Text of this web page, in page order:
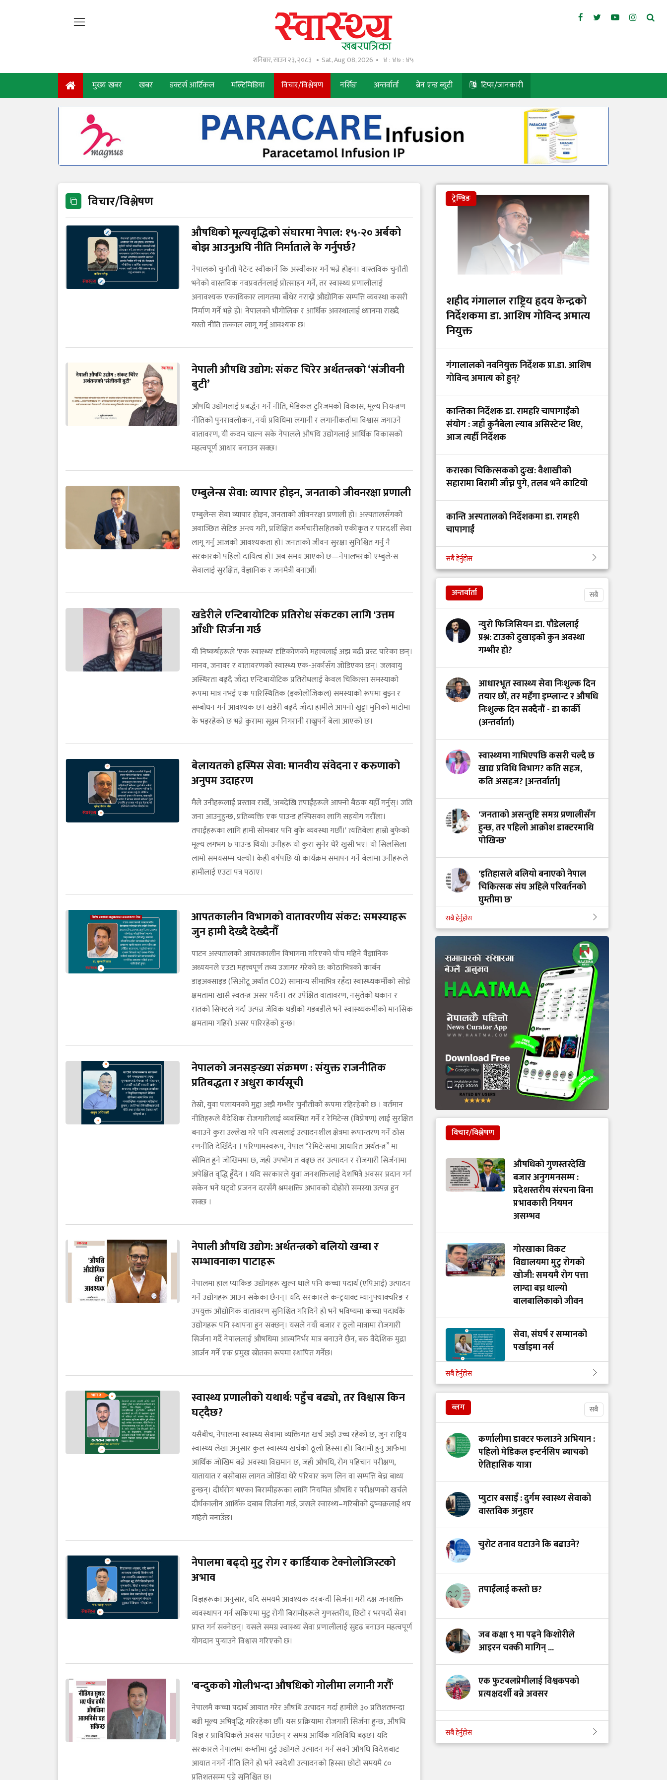
शनिबार, साउन २३, २०८३ Sat, Aug 08, 2026 ४ : ४७ : ४६
मुख्य खबर खबर डक्टर्स आर्टिकल मल्टिमिडिया विचार/विश्लेषण नर्सिङ अन्तर्वार्ता ब्रेन एन्ड ब्युटी टिप्स/जानकारी
विचार/विश्लेषण
औषधिको मूल्यवृद्धिको संघारमा नेपाल: १५-२० अर्बको
बोझ आउनुअघि नीति निर्माताले के गर्नुपर्छ?
नेपालको चुनौती पेटेन्ट स्वीकार्ने कि अस्वीकार गर्ने भन्ने होइन। वास्तविक चुनौती
भनेको वास्तविक नवप्रवर्तनलाई प्रोत्साहन गर्ने, तर स्वास्थ्य प्रणालीलाई
अनावश्यक एकाधिकार लागतमा बाँधेर नराख्ने औद्योगिक सम्पत्ति व्यवस्था कसरी
निर्माण गर्ने भन्ने हो। नेपालको भौगोलिक र आर्थिक अवस्थालाई ध्यानमा राख्दै
यस्तो नीति तत्काल लागू गर्नु आवश्यक छ।
नेपाली औषधि उद्योग: संकट चिरेर अर्थतन्त्रको ‘संजीवनी
बुटी’
औषधि उद्योगलाई प्रबर्द्धन गर्ने नीति, मेडिकल टुरिजमको विकास, मूल्य नियन्त्रण
नीतिको पुनरावलोकन, नयाँ प्रविधिमा लगानी र लगानीकर्तामा विश्वास जगाउने
वातावरण, यी कदम चाल्न सके नेपालले औषधि उद्योगलाई आर्थिक विकासको
महत्वपूर्ण आधार बनाउन सक्छ।
एम्बुलेन्स सेवा: व्यापार होइन, जनताको जीवनरक्षा प्रणाली
एम्बुलेन्स सेवा व्यापार होइन, जनताको जीवनरक्षा प्रणाली हो। अस्पतालसँगको
अवाञ्छित सेटिङ अन्त्य गरी, प्रशिक्षित कर्मचारीसहितको एकीकृत र पारदर्शी सेवा
लागू गर्नु आजको आवश्यकता हो। जनताको जीवन सुरक्षा सुनिश्चित गर्नु नै
सरकारको पहिलो दायित्व हो। अब समय आएको छ—नेपालभरको एम्बुलेन्स
सेवालाई सुरक्षित, वैज्ञानिक र जनमैत्री बनाऔँ।
खडेरीले एन्टिबायोटिक प्रतिरोध संकटका लागि 'उत्तम
आँधी' सिर्जना गर्छ
यी निष्कर्षहरूले 'एक स्वास्थ्य' दृष्टिकोणको महत्त्वलाई अझ बढी प्रस्ट पारेका छन्।
मानव, जनावर र वातावरणको स्वास्थ्य एक-अर्कासँग जोडिएका छन्। जलवायु
अस्थिरता बढ्दै जाँदा एन्टिबायोटिक प्रतिरोधलाई केवल चिकित्सा समस्याको
रूपमा मात्र नभई एक पारिस्थितिक (इकोलोजिकल) समस्याको रूपमा बुझ्न र
सम्बोधन गर्न आवश्यक छ। खडेरी बढ्दै जाँदा हामीले आफ्नो खुट्टा मुनिको माटोमा
के भइरहेको छ भन्ने कुरामा सूक्ष्म निगरानी राख्नुपर्ने बेला आएको छ।
बेलायतको हस्पिस सेवा: मानवीय संवेदना र करुणाको
अनुपम उदाहरण
मैले उनीहरूलाई प्रस्ताव राखेँ, 'अबदेखि तपाईंहरूले आफ्नो बैठक यहीँ गर्नुस्। जति
जना आउनुहुन्छ, प्रतिव्यक्ति एक पाउन्ड हस्पिसका लागि सहयोग गरौँला।
तपाईंहरूका लागि हामी सोमबार पनि बुफे व्यवस्था गर्छौं।' त्यतिबेला हाम्रो बुफेको
मूल्य लगभग ७ पाउन्ड थियो। उनीहरू यो कुरा सुनेर धेरै खुसी भए। यो सिलसिला
लामो समयसम्म चल्यो। केही वर्षपछि यो कार्यक्रम समापन गर्ने बेलामा उनीहरूले
हामीलाई एउटा पत्र पठाए।
आपतकालीन विभागको वातावरणीय संकट: समस्याहरू
जुन हामी देख्दै देख्दैनौँ
पाटन अस्पतालको आपतकालीन विभागमा गरिएको पाँच महिने वैज्ञानिक
अध्ययनले एउटा महत्त्वपूर्ण तथ्य उजागर गरेको छ: कोठाभित्रको कार्बन
डाइअक्साइड (सिओटू अर्थात CO2) सामान्य सीमाभित्र रहँदा स्वास्थ्यकर्मीको सोच्ने
क्षमतामा खासै स्वतन्त्र असर पर्दैन। तर उपेक्षित वातावरण, नसुतेको थकान र
रातको सिफ्टले गर्दा उत्पन्न जैविक घडीको गडबडीले भने स्वास्थ्यकर्मीको मानसिक
क्षमतामा गहिरो असर पारिरहेको हुन्छ।
नेपालको जनसङ्ख्या संक्रमण : संयुक्त राजनीतिक
प्रतिबद्धता र अधुरा कार्यसूची
तेस्रो, युवा पलायनको मुद्दा अझै गम्भीर चुनौतीको रूपमा रहिरहेको छ । वर्तमान
नीतिहरूले वैदेशिक रोजगारीलाई व्यवस्थित गर्ने र रेमिटेन्स (विप्रेषण) लाई सुरक्षित
बनाउने कुरा उल्लेख गरे पनि त्यसलाई उत्पादनशील क्षेत्रमा रूपान्तरण गर्ने ठोस
रणनीति देखिँदैन । परिणामस्वरूप, नेपाल “रेमिटेन्समा आधारित अर्थतन्त्र” मा
सीमित हुने जोखिममा छ, जहाँ उपभोग त बढ्छ तर उत्पादन र रोजगारी सिर्जनामा
अपेक्षित वृद्धि हुँदैन । यदि सरकारले युवा जनशक्तिलाई देशभित्रै अवसर प्रदान गर्न
सकेन भने घट्दो प्रजनन दरसँगै श्रमशक्ति अभावको दोहोरो समस्या उत्पन्न हुन
सक्छ ।
नेपाली औषधि उद्योग: अर्थतन्त्रको बलियो खम्बा र
सम्भावनाका पाटाहरू
नेपालमा हाल प्याकिङ उद्योगहरू खुल्न थाले पनि कच्चा पदार्थ (एपिआई) उत्पादन
गर्ने उद्योगहरू आउन सकेका छैनन्। यदि सरकारले कन्ट्रयाक्ट म्यानुफ्याक्चरिङ र
उपयुक्त औद्योगिक वातावरण सुनिश्चित गरिदिने हो भने भविष्यमा कच्चा पदार्थकै
उद्योगहरू पनि स्थापना हुन सक्छन्। यसले नयाँ बजार र ठूलो मात्रामा रोजगारी
सिर्जना गर्दै नेपाललाई औषधिमा आत्मनिर्भर मात्र बनाउने छैन, बरु वैदेशिक मुद्रा
आर्जन गर्ने एक प्रमुख स्रोतका रूपमा स्थापित गर्नेछ।
स्वास्थ्य प्रणालीको यथार्थ: पहुँच बढ्यो, तर विश्वास किन
घट्दैछ?
यसैबीच, नेपालमा स्वास्थ्य सेवामा व्यक्तिगत खर्च अझै उच्च रहेको छ, जुन राष्ट्रिय
स्वास्थ्य लेखा अनुसार कुल स्वास्थ्य खर्चको ठूलो हिस्सा हो। बिरामी हुनु आफैंमा
आर्थिक जोखिम बन्ने अवस्था विद्यमान छ, जहाँ औषधि, रोग पहिचान परीक्षण,
यातायात र बसोबास लागत जोडिँदा धेरै परिवार ऋण लिन वा सम्पत्ति बेच्न बाध्य
हुन्छन्। दीर्घरोग भएका बिरामीहरूका लागि नियमित औषधि र परीक्षणको खर्चले
दीर्घकालीन आर्थिक दबाब सिर्जना गर्छ, जसले स्वास्थ्य–गरिबीको दुष्चक्रलाई थप
गहिरो बनाउँछ।
नेपालमा बढ्दो मुटु रोग र कार्डियाक टेक्नोलोजिस्टको
अभाव
विज्ञहरूका अनुसार, यदि समयमै आवश्यक दरबन्दी सिर्जना गरी दक्ष जनशक्ति
व्यवस्थापन गर्न सकिएमा मुटु रोगी बिरामीहरूले गुणस्तरीय, छिटो र भरपर्दो सेवा
प्राप्त गर्न सक्नेछन्। यसले समग्र स्वास्थ्य सेवा प्रणालीलाई सुदृढ बनाउन महत्वपूर्ण
योगदान पुर्‍याउने विश्वास गरिएको छ।
'बन्दुकको गोलीभन्दा औषधिको गोलीमा लगानी गरौँ'
नेपालमै कच्चा पदार्थ आयात गरेर औषधि उत्पादन गर्दा हामीले ३० प्रतिशतभन्दा
बढी मूल्य अभिवृद्धि गरिरहेका छौँ। यस प्रक्रियामा रोजगारी सिर्जना हुन्छ, औषधि
विज्ञ र प्राविधिकले अवसर पाउँछन् र समग्र आर्थिक गतिविधि बढ्छ। यदि
सरकारले नेपालमा कम्तीमा दुई उद्योगले उत्पादन गर्न सक्ने औषधि विदेशबाट
आयात नगर्ने नीति लिने हो भने स्वदेशी उत्पादनको हिस्सा छोटो समयमै ८०
ट्रेण्डिङ
शहीद गंगालाल राष्ट्रिय हृदय केन्द्रको
निर्देशकमा डा. आशिष गोविन्द अमात्य
नियुक्त
गंगालालको नवनियुक्त निर्देशक प्रा.डा. आशिष
गोविन्द अमात्य को हुन्?
कान्तिका निर्देशक डा. रामहरि चापागाइँको
संयोग : जहाँ कुनैबेला ल्याब असिस्टेन्ट थिए,
आज त्यहीँ निर्देशक
करारका चिकित्सकको दुःख: वैशाखीको
सहारामा बिरामी जाँच्न पुगे, तलब भने काटियो
कान्ति अस्पतालको निर्देशकमा डा. रामहरी
चापागाईं
डाक्टर र सांसदका चालकको तलब 'उस्तै' भन्दै
युट्युबर टंक दाहालद्वारा भ्रामक दाबी
सबै हेर्नुहोस
अन्तर्वार्ता सबै
न्युरो फिजिसियन डा. पौडेललाई
प्रश्न: टाउको दुखाइको कुन अवस्था
गम्भीर हो?
आधारभूत स्वास्थ्य सेवा निःशुल्क दिन
तयार छौं, तर महँगा इम्प्लान्ट र औषधि
निःशुल्क दिन सक्दैनौं - डा कार्की
(अन्तर्वार्ता)
स्वास्थ्यमा गाभिएपछि कसरी चल्दै छ
खाद्य प्रविधि विभाग? कति सहज,
कति असहज? [अन्तर्वार्ता]
'जनताको असन्तुष्टि समग्र प्रणालीसँग
हुन्छ, तर पहिलो आक्रोश डाक्टरमाथि
पोखिन्छ'
'इतिहासले बलियो बनाएको नेपाल
चिकित्सक संघ अहिले परिवर्तनको
घुम्तीमा छ'
‘टिम मंगल' चुनावी समूह मात्र थिएन,
मेडिकल मुभमेन्ट हो : डा. मंगल रावल
'हरेक टाउको दुखाइ ब्रेन ट्युमर होइन,
यी लक्षणहरू देखिए हुनसक्छ जोखिम'
डा. अमात्यलाई प्रश्न– धेरै हेडफोन वा
इयरफोनको प्रयोगले कानमा असर
गर्छ ?
सबै हेर्नुहोस
विचार/विश्लेषण
औषधिको गुणस्तरदेखि
बजार अनुगमनसम्म :
प्रदेशस्तरीय संरचना बिना
प्रभावकारी नियमन
असम्भव
गोरखाका विकट
विद्यालयमा मुटु रोगको
खोजी: समयमै रोग पत्ता
लाग्दा बच्न थाल्यो
बालबालिकाको जीवन
सेवा, संघर्ष र सम्मानको
पर्खाइमा नर्स
खाद्य स्वच्छता र गुणस्तर
नियमन: मन्त्रालय परिवर्तन
स्तनपानमैत्री कार्यस्थल
बनाऔँ
अस्तित्वको खोजीमा
नर्सिङ पेसा: साधना
देशको, सम्मान कहिले?
हामी भवन बनाउँदैछौँ कि
स्वास्थ्य प्रणाली?
भयरहित 'जीवनरक्षक',
सुरक्षित अस्पताल:
स्वास्थ्यकर्मी सुरक्षा ऐनमा
कडा परिमार्जनको
सबै हेर्नुहोस
ब्लग सबै
कर्णालीमा डाक्टर फलाउने अभियान :
पहिलो मेडिकल इन्टर्नसिप ब्याचको
ऐतिहासिक यात्रा
प्युटार बसाइँ : दुर्गम स्वास्थ्य सेवाको
वास्तविक अनुहार
चुरोट तनाव घटाउने कि बढाउने?
तपाईंलाई कस्तो छ?
जब कक्षा ९ मा पढ्ने किशोरीले
आइरन चक्की मागिन् ...
एक फुटबलप्रेमीलाई विश्वकपको
प्रत्यक्षदर्शी बन्ने अवसर
उचाइजन्य रोगको अदृश्य जोखिम
सबै हेर्नुहोस